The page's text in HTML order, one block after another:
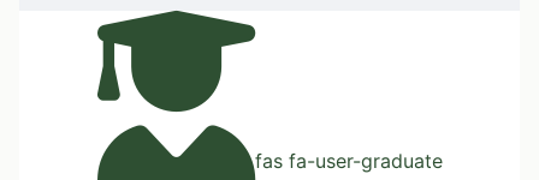
fas fa-user-graduate